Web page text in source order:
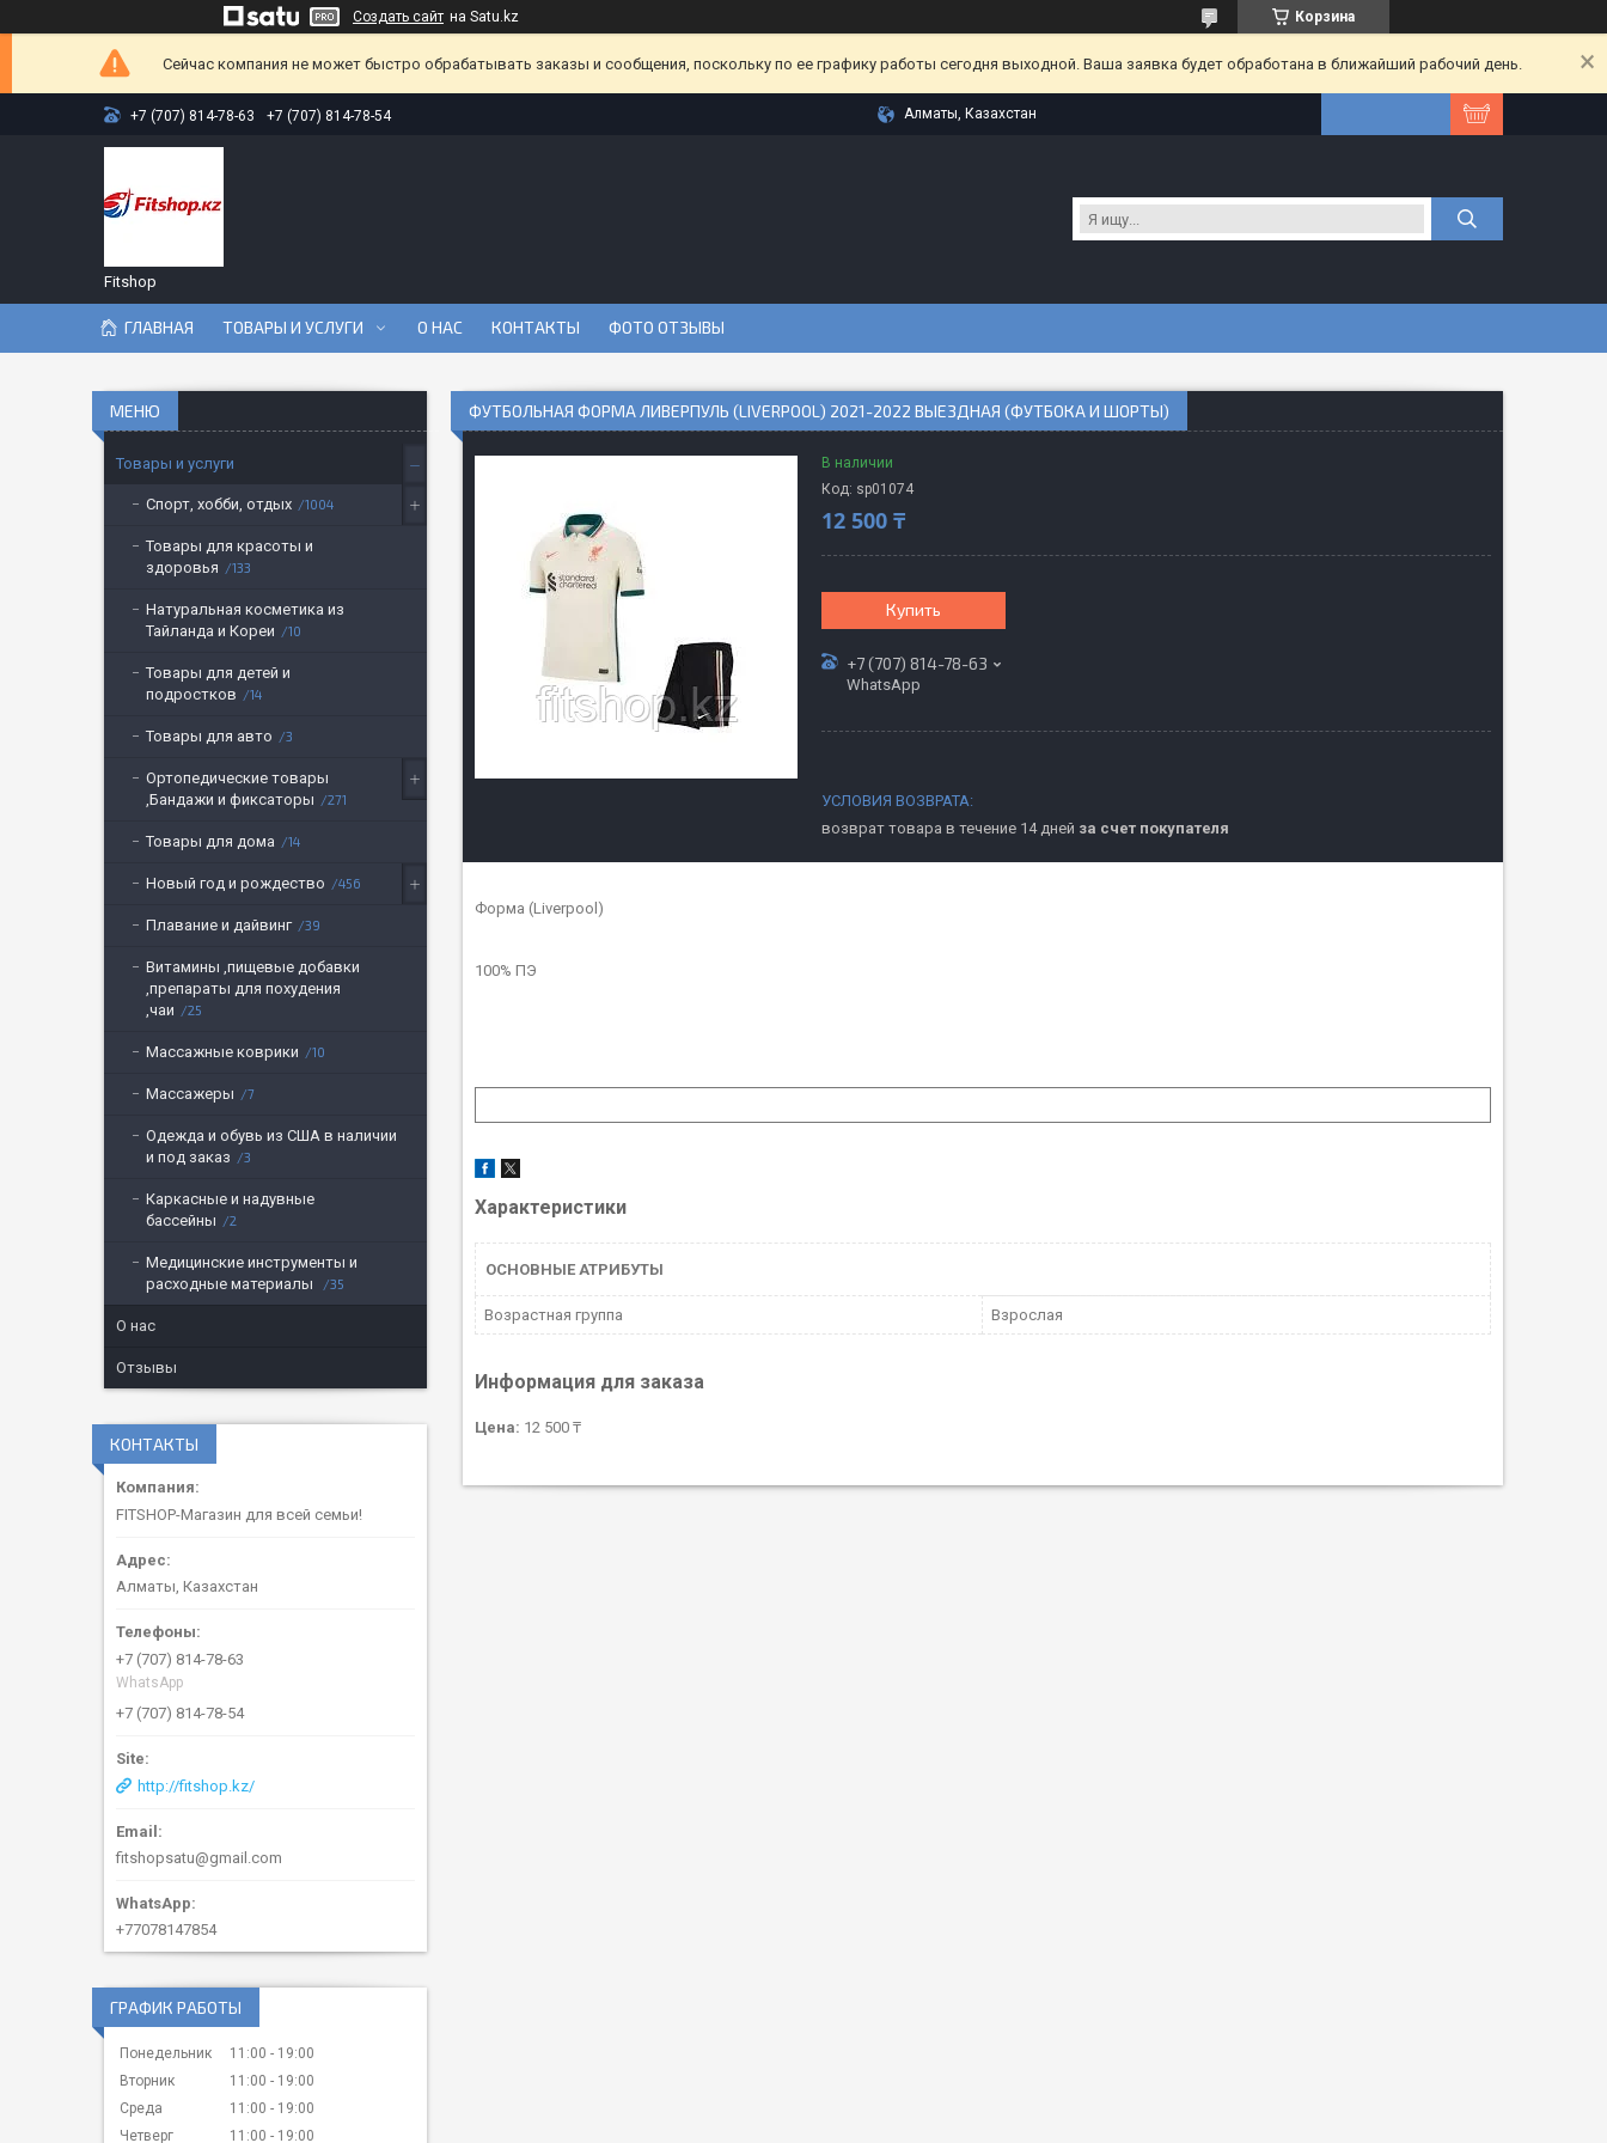
Создать сайт на Satu.kz Корзина
Сейчас компания не может быстро обрабатывать заказы и сообщения, поскольку по ее графику работы сегодня выходной. Ваша заявка будет обработана в ближайший рабочий день.
+7 (707) 814-78-63 +7 (707) 814-78-54 Алматы, Казахстан
Fitshop
ГЛАВНАЯ ТОВАРЫ И УСЛУГИ О НАС КОНТАКТЫ ФОТО ОТЗЫВЫ
ФУТБОЛЬНАЯ ФОРМА ЛИВЕРПУЛЬ (LIVERPOOL) 2021-2022 ВЫЕЗДНАЯ (ФУТБОКА И ШОРТЫ)
В наличии
Код: sp01074
12 500 ₸
Купить
+7 (707) 814-78-63
WhatsApp
возврат товара в течение 14 дней за счет покупателя
Форма (Liverpool)
100% ПЭ
Характеристики
ОСНОВНЫЕ АТРИБУТЫ
Возрастная группа Взрослая
Информация для заказа
Цена: 12 500 ₸
Товары и услуги
Спорт, хобби, отдых 1004
Товары для красоты и
здоровья
133
Натуральная косметика из
Тайланда и Кореи
10
Товары для детей и
подростков
14
Товары для авто 3
Ортопедические товары
,Бандажи и фиксаторы
271
Товары для дома 14
Новый год и рождество 456
Плавание и дайвинг 39
Витамины ,пищевые добавки
,препараты для похудения
,чаи
25
Массажные коврики 10
Массажеры 7
Одежда и обувь из США в наличии
и под заказ
3
Каркасные и надувные
бассейны
2
Медицинские инструменты и
расходные материалы
35
О нас
Отзывы
КОНТАКТЫ
FITSHOP-Магазин для всей семьи!
Алматы, Казахстан
+7 (707) 814-78-63
WhatsApp
+7 (707) 814-78-54
http://fitshop.kz/
fitshopsatu@gmail.com
+77078147854
ГРАФИК РАБОТЫ
Понедельник 11:00
19:00
Вторник
11:00
19:00
Среда
11:00
19:00
Четверг
11:00 19:00